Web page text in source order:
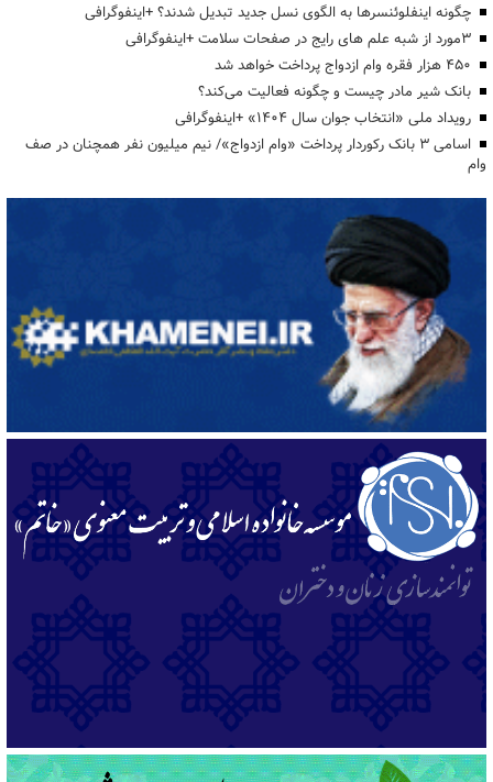
چگونه اینفلوئنسرها به الگوی نسل جدید تبدیل شدند؟ +اینفوگرافی
3مورد از شبه علم های رایج در صفحات سلامت +اینفوگرافی
۴۵۰ هزار فقره وام ازدواج پرداخت خواهد شد
بانک شیر مادر چیست و چگونه فعالیت می‌کند؟
رویداد ملی «انتخاب جوان سال ۱۴۰۴» +اینفوگرافی
اسامی ۳ بانک رکوردار پرداخت «وام ازدواج»/ نیم میلیون نفر همچنان در صف
وام